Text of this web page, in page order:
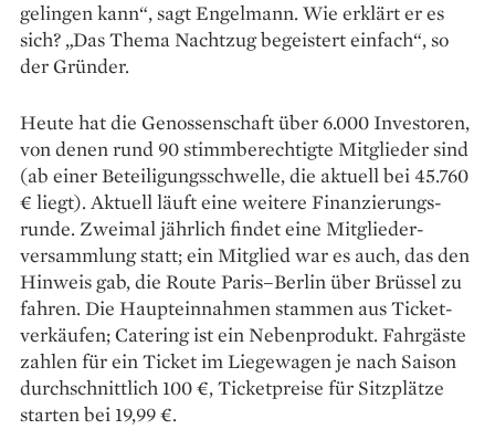
gelingen kann“, sagt Engelmann. Wie erklärt er es
sich? „Das Thema Nachtzug begeistert einfach“, so
der Gründer.
Heute hat die Genossenschaft über 6.000 Investoren,
von denen rund 90 stimmberechtigte Mitglieder sind
(ab einer Beteiligungsschwelle, die aktuell bei 45.760
€ liegt). Aktuell läuft eine weitere Finanzierungs­
runde. Zweimal jährlich findet eine Mitglieder­
versammlung statt; ein Mitglied war es auch, das den
Hinweis gab, die Route Paris–Berlin über Brüssel zu
fahren. Die Haupteinnahmen stammen aus Ticket­
verkäufen; Catering ist ein Nebenprodukt. Fahrgäste
zahlen für ein Ticket im Liegewagen je nach Saison
durchschnittlich 100 €, Ticketpreise für Sitzplätze
starten bei 19,99 €.